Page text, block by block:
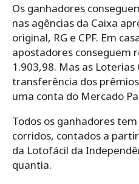
Os ganhadores
nas agências da Caixa
original, RG e CPF. Em
apostadores conseguem
1.903,98. Mas as
transferência dos
uma conta do Mercado
Todos os ganhadores
corridos, contados a
da Lotofácil da
quantia.